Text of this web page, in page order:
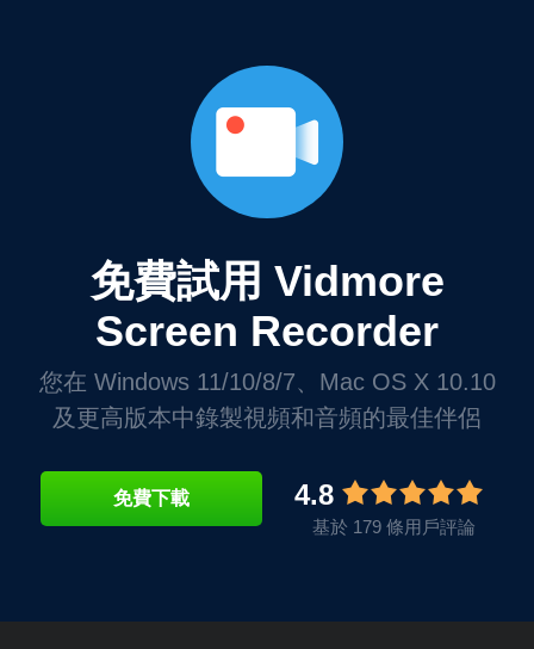
免費試用 Vidmore
Screen Recorder
您在 Windows 11/10/8/7、Mac OS X 10.10
及更高版本中錄製視頻和音頻的最佳伴侶
免費下載 4.8
基於 179 條用戶評論